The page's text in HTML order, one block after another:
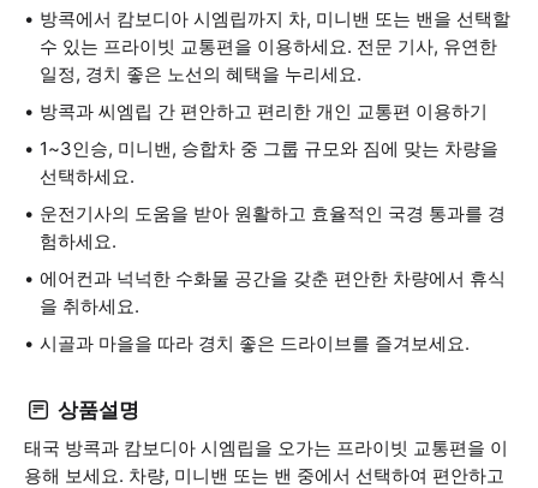
방콕에서 캄보디아 시엠립까지 차, 미니밴 또는 밴을 선택할
수 있는 프라이빗 교통편을 이용하세요. 전문 기사, 유연한
일정, 경치 좋은 노선의 혜택을 누리세요.
방콕과 씨엠립 간 편안하고 편리한 개인 교통편 이용하기
1~3인승, 미니밴, 승합차 중 그룹 규모와 짐에 맞는 차량을
선택하세요.
운전기사의 도움을 받아 원활하고 효율적인 국경 통과를 경
험하세요.
에어컨과 넉넉한 수화물 공간을 갖춘 편안한 차량에서 휴식
을 취하세요.
시골과 마을을 따라 경치 좋은 드라이브를 즐겨보세요.
상품설명
태국 방콕과 캄보디아 시엠립을 오가는 프라이빗 교통편을 이
용해 보세요. 차량, 미니밴 또는 밴 중에서 선택하여 편안하고